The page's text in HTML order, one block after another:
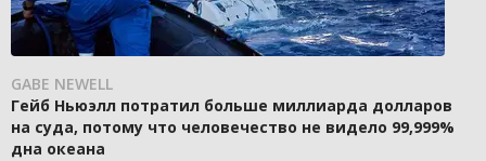
GABE NEWELL
Гейб Ньюэлл потратил больше миллиарда долларов
на суда, потому что человечество не видело 99,999%
дна океана